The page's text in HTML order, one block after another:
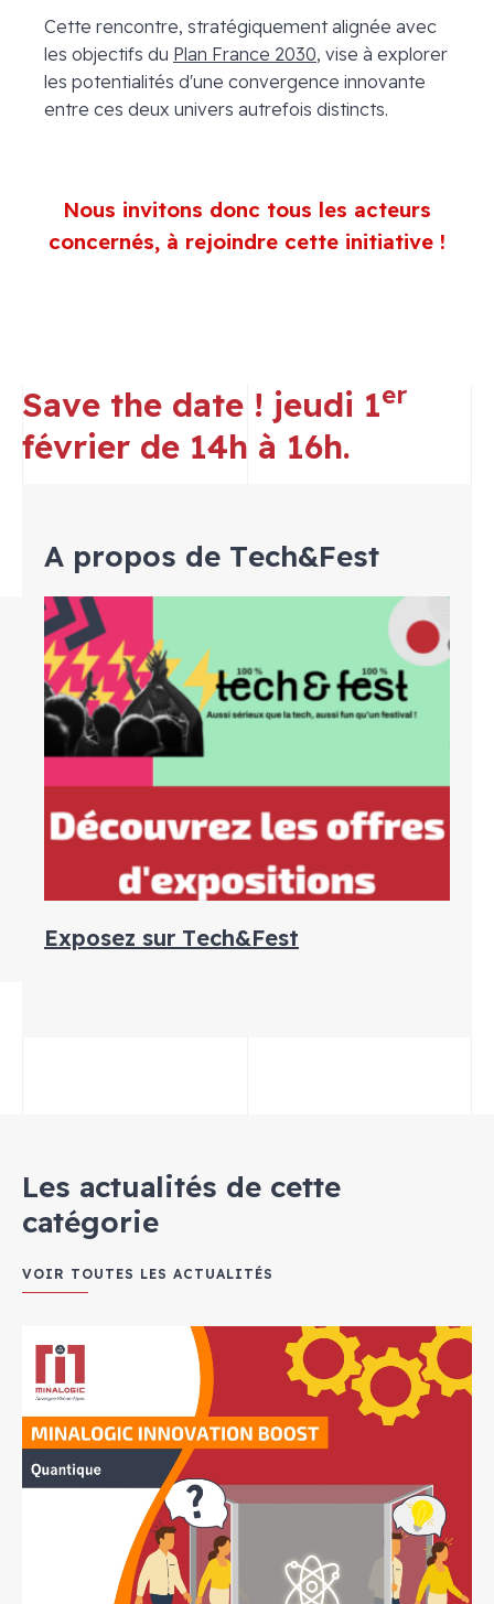
Cette rencontre, stratégiquement alignée avec
les objectifs du Plan France 2030, vise à explorer
les potentialités d'une convergence innovante
entre ces deux univers autrefois distincts.
Nous invitons donc tous les acteurs
concernés, à rejoindre cette initiative !
Save the date ! jeudi 1er
février de 14h à 16h.
A propos de Tech&Fest
Exposez sur Tech&Fest
Les actualités de cette
catégorie
VOIR TOUTES LES ACTUALITÉS